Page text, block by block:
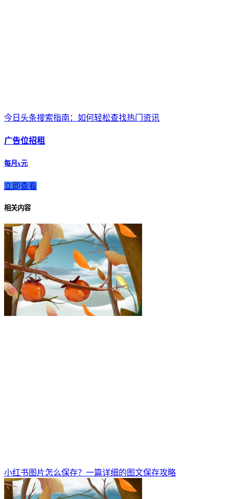
今日头条搜索指南：如何轻松查找热门资讯
广告位招租
每月x元
立即查看
相关内容
小红书图片怎么保存？一篇详细的图文保存攻略